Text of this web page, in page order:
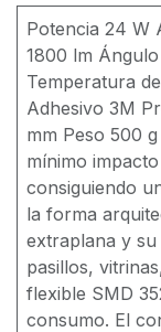
Potencia 24 W
1800 lm
Temperatura
Adhesivo 3M
mm Peso 500
mínimo
consiguiendo
la forma
extraplana y
pasillos,
flexible SMD
consumo. El